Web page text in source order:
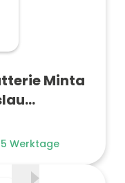
Minta
Werktage